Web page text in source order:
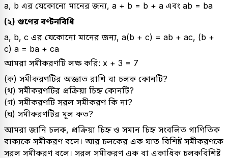
a, b এর যেকোনো মানের জন্য, a + b = b + a এবং ab = ba
(২) গুণের বণ্টনবিধি
a, b, c এর যেকোনো মানের জন্য, a(b + c) = ab + ac, (b +
c) a = ba + ca
আমরা সমীকরণটি লক্ষ করি: x + 3 = 7
(ক) সমীকরণটির অজ্ঞাত রাশি বা চলক কোনটি?
(থ) সমীকরণটির প্রক্রিয়া চিহ্ন কোনটি?
(গ) সমীকরণটি সরল সমীকরণ কি না?
(ঘ) সমীকরণটির মূল কত?
আমরা জানি চলক, প্রক্রিয়া চিহ্ন ও সমান চিহ্ন সংবলিত গাণিতিক
বাক্যকে সমীকরণ বলে। আর চলকের এক ঘাত বিশিষ্ট সমীকরণকে
সরল সমীকরণ বলে। সরল সমীকরণ এক বা একাধিক চলকবিশিষ্ট